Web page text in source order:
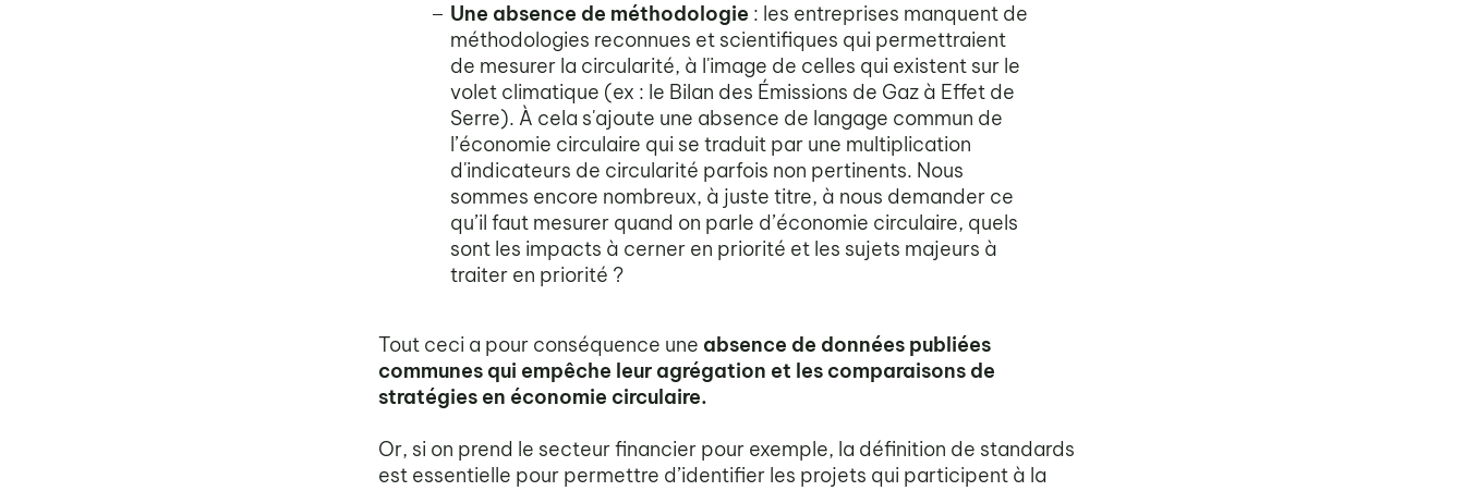
Une absence de méthodologie : les entreprises manquent de
méthodologies reconnues et scientifiques qui permettraient
de mesurer la circularité, à l'image de celles qui existent sur le
volet climatique (ex : le Bilan des Émissions de Gaz à Effet de
Serre). À cela s'ajoute une absence de langage commun de
l’économie circulaire qui se traduit par une multiplication
d'indicateurs de circularité parfois non pertinents. Nous
sommes encore nombreux, à juste titre, à nous demander ce
qu’il faut mesurer quand on parle d’économie circulaire, quels
sont les impacts à cerner en priorité et les sujets majeurs à
traiter en priorité ?
Tout ceci a pour conséquence une absence de données publiées
communes qui empêche leur agrégation et les comparaisons de
stratégies en économie circulaire.
Or, si on prend le secteur financier pour exemple, la définition de standards
est essentielle pour permettre d’identifier les projets qui participent à la